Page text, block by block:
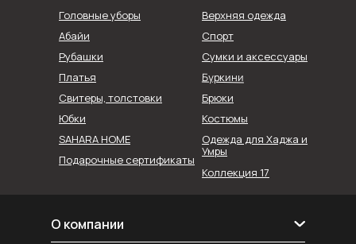
Головные уборы
Абайи
Рубашки
Коллекция 17
Спорт
Верхняя одежда
Сумки и аксессуары
Юбки
Брюки
SAHARA HOME
Платья
Свитеры, толстовки
Буркини
Костюмы
Подарочные сертификаты
Одежда для Хаджа и
Умры
О компании